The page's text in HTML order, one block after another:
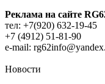
Реклама на сайте
тел: +7(920) 632-19-45
+7 (4912) 51-81-90
e-mail:
Новости